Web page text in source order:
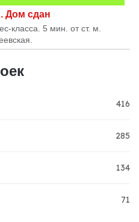
Дом сдан
класса. 5 мин. от ст. м.
416
285
134
71